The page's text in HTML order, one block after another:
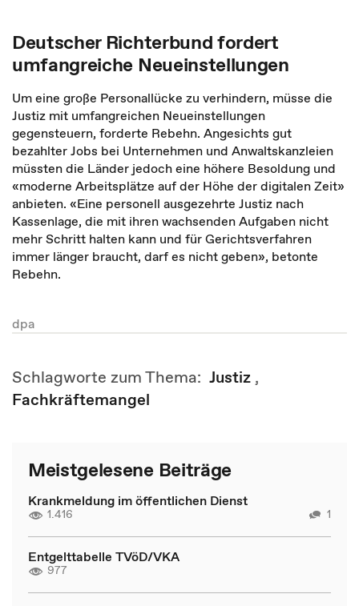
Deutscher Richterbund fordert
umfangreiche Neueinstellungen
Um eine große Personallücke zu verhindern, müsse die
Justiz mit umfangreichen Neueinstellungen
gegensteuern, forderte Rebehn. Angesichts gut
bezahlter Jobs bei Unternehmen und Anwaltskanzleien
müssten die Länder jedoch eine höhere Besoldung und
«moderne Arbeitsplätze auf der Höhe der digitalen Zeit»
anbieten. «Eine personell ausgezehrte Justiz nach
Kassenlage, die mit ihren wachsenden Aufgaben nicht
mehr Schritt halten kann und für Gerichtsverfahren
immer länger braucht, darf es nicht geben», betonte
Rebehn.
dpa
Schlagworte zum Thema: Justiz ,
Fachkräftemangel
Meistgelesene Beiträge
Krankmeldung im öffentlichen Dienst
1.416 1
Entgelttabelle TVöD/VKA
977